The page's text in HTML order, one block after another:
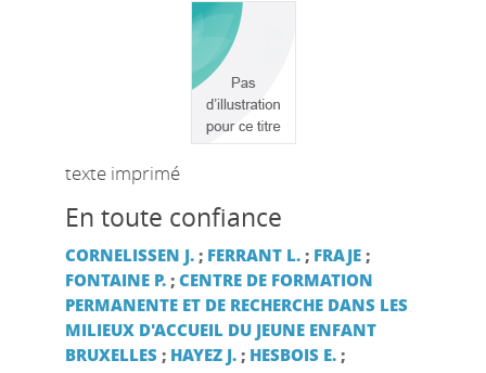
texte imprimé
En toute confiance
CORNELISSEN J.; FERRANT L.; FRAJE;
FONTAINE P.; CENTRE DE FORMATION
PERMANENTE ET DE RECHERCHE DANS LES
MILIEUX D'ACCUEIL DU JEUNE ENFANT
BRUXELLES; HAYEZ J.; HESBOIS E.;